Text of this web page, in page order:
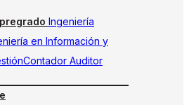
Ingeniería
en Información y
Contador Auditor